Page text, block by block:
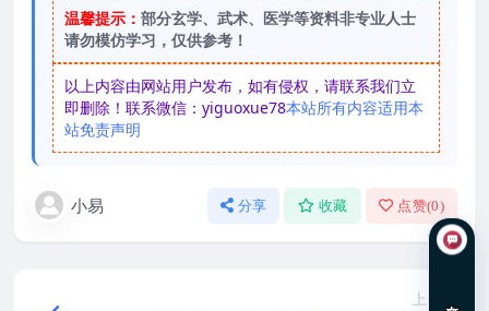
温馨提示： 部分玄学、武术、医学等资料非专业人士
请勿模仿学习，仅供参考！
以上内容由网站用户发布，如有侵权，请联系我们立
即删除！联系微信：yiguoxue78本站所有内容适用本
站免责声明
小易 分享 收藏 点赞(0)
上一篇